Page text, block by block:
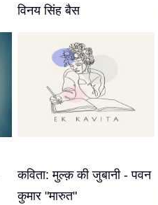
विनय सिंह बैस
कविता: मुल्क़ की जुबानी - पवन
कुमार "मारुत"